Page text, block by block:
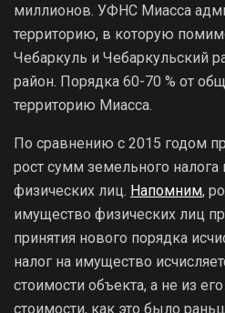
миллионов. УФНС Миасса
территорию, в которую
Чебаркуль и Чебаркульский
район. Порядка 60-70 % от
территорию Миасса.
По сравнению с 2015 годом
рост сумм земельного налога
физических лиц. Напомним,
имущество физических лиц
принятия нового порядка
налог на имущество
стоимости объекта, а не из
стоимости, как это было